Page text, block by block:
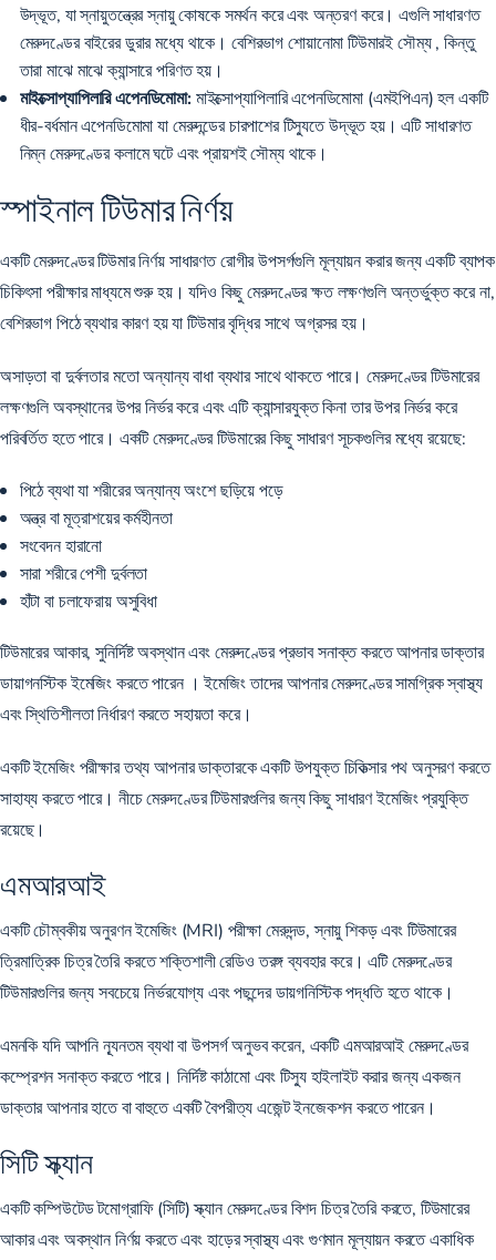
উদ্ভূত, যা স্নায়ুতন্ত্রের স্নায়ু কোষকে সমর্থন করে এবং অন্তরণ করে। এগুলি সাধারণত
মেরুদণ্ডের বাইরের ডুরার মধ্যে থাকে। বেশিরভাগশোয়ানোমা টিউমারই সৌম্য, কিন্তু
তারা মাঝে মাঝে ক্যান্সারে পরিণত হয়।
মাইক্সোপ্যাপিলারি এপেনডিমোমা:মাইক্সোপ্যাপিলারি এপেনডিমোমা (এমইপিএন) হল একটি
ধীর-বর্ধমান এপেনডিমোমা যা মেরুদন্ডের চারপাশের টিস্যুতে উদ্ভূত হয়। এটি সাধারণত
নিম্ন মেরুদণ্ডের কলামেঘটে এবং প্রায়শই সৌম্য থাকে।
স্পাইনাল টিউমার নির্ণয়
একটি মেরুদণ্ডের টিউমার নির্ণয় সাধারণত রোগীর উপসর্গগুলি মূল্যায়ন করার জন্য একটি ব্যাপক
চিকিৎসা পরীক্ষার মাধ্যমে শুরু হয়। যদিও কিছু মেরুদণ্ডের ক্ষত লক্ষণগুলি অন্তর্ভুক্ত করে না,
বেশিরভাগ পিঠে ব্যথার কারণ হয় যা টিউমার বৃদ্ধির সাথে অগ্রসর হয়।
অসাড়তা বা দুর্বলতার মতো অন্যান্য বাধা ব্যথার সাথে থাকতে পারে। মেরুদণ্ডের টিউমারের
লক্ষণগুলি অবস্থানের উপর নির্ভর করে এবং এটি ক্যান্সারযুক্ত কিনা তার উপর নির্ভর করে
পরিবর্তিত হতে পারে। একটি মেরুদণ্ডের টিউমারের কিছু সাধারণ সূচকগুলিরমধ্যে রয়েছে:
পিঠে ব্যথা যা শরীরের অন্যান্য অংশে ছড়িয়ে পড়ে
অন্ত্র বা মূত্রাশয়ের কর্মহীনতা
সংবেদন হারানো
সারা শরীরে পেশী দুর্বলতা
হাঁটা বা চলাফেরায় অসুবিধা
টিউমারের আকার, সুনির্দিষ্ট অবস্থান এবং মেরুদণ্ডের প্রভাব সনাক্ত করতে আপনার ডাক্তার
ডায়াগনস্টিক ইমেজিং করতে পারেন। ইমেজিং তাদের আপনার মেরুদণ্ডের সামগ্রিক স্বাস্থ্য
এবং স্থিতিশীলতা নির্ধারণ করতে সহায়তা করে।
একটি ইমেজিং পরীক্ষার তথ্য আপনার ডাক্তারকে একটি উপযুক্ত চিকিত্সার পথ অনুসরণ করতে
সাহায্য করতে পারে। নীচে মেরুদণ্ডের টিউমারগুলির জন্য কিছু সাধারণ ইমেজিং প্রযুক্তি
রয়েছে।
এমআরআই
একটি চৌম্বকীয় অনুরণন ইমেজিং (MRI) পরীক্ষা মেরুদন্ড, স্নায়ু শিকড় এবং টিউমারের
ত্রিমাত্রিক চিত্র তৈরি করতে শক্তিশালী রেডিও তরঙ্গ ব্যবহার করে। এটি মেরুদণ্ডের
টিউমারগুলির জন্য সবচেয়ে নির্ভরযোগ্য এবং পছন্দের ডায়গনিস্টিক পদ্ধতি হতে থাকে।
এমনকি যদি আপনি ন্যূনতম ব্যথা বা উপসর্গ অনুভব করেন, একটি এমআরআই মেরুদণ্ডের
কম্প্রেশন সনাক্ত করতে পারে। নির্দিষ্ট কাঠামো এবং টিস্যু হাইলাইট করার জন্য একজন
ডাক্তার আপনার হাতে বা বাহুতে একটি বৈপরীত্য এজেন্ট ইনজেকশন করতে পারেন।
সিটি স্ক্যান
একটি কম্পিউটেড টমোগ্রাফি (সিটি) স্ক্যান মেরুদণ্ডের বিশদ চিত্র তৈরি করতে, টিউমারের
আকার এবং অবস্থান নির্ণয় করতে এবং হাড়ের স্বাস্থ্য এবং গুণমান মূল্যায়ন করতে একাধিক